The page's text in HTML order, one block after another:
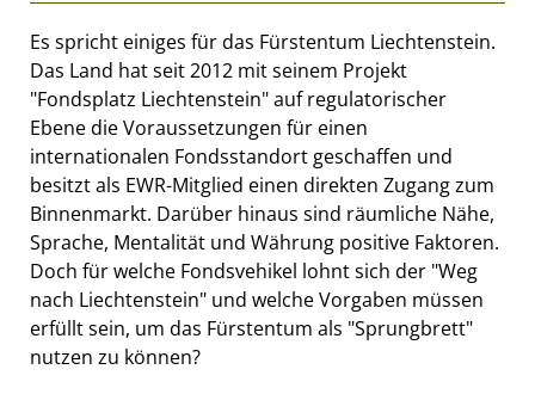
Es spricht einiges für das Fürstentum Liechtenstein.
Das Land hat seit 2012 mit seinem Projekt
"Fondsplatz Liechtenstein" auf regulatorischer
Ebene die Voraussetzungen für einen
internationalen Fondsstandort geschaffen und
besitzt als EWR-Mitglied einen direkten Zugang zum
Binnenmarkt. Darüber hinaus sind räumliche Nähe,
Sprache, Mentalität und Währung positive Faktoren.
Doch für welche Fondsvehikel lohnt sich der "Weg
nach Liechtenstein" und welche Vorgaben müssen
erfüllt sein, um das Fürstentum als "Sprungbrett"
nutzen zu können?